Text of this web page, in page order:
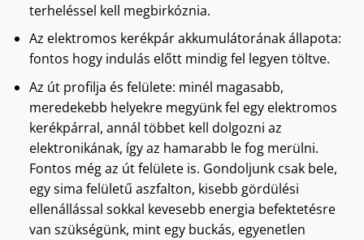
terheléssel kell megbirkóznia.
Az elektromos kerékpár akkumulátorának állapota:
fontos hogy indulás előtt mindig fel legyen töltve.
Az út profilja és felülete: minél magasabb,
meredekebb helyekre megyünk fel egy elektromos
kerékpárral, annál többet kell dolgozni az
elektronikának, így az hamarabb le fog merülni.
Fontos még az út felülete is. Gondoljunk csak bele,
egy sima felületű aszfalton, kisebb gördülési
ellenállással sokkal kevesebb energia befektetésre
van szükségünk, mint egy buckás, egyenetlen